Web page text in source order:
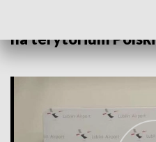
na terytorium Polski